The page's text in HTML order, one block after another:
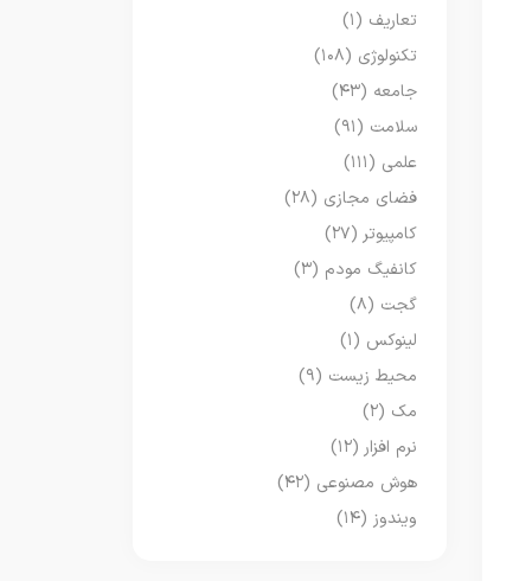
تعاریف (۱)
تکنولوژی (۱۰۸)
جامعه (۴۳)
سلامت (۹۱)
علمی (۱۱۱)
فضای مجازی (۲۸)
کامپیوتر(۲۷)
کانفیگ مودم (۳)
گجت (۸)
لینوکس (۱)
محیط زیست (۹)
مک (۲)
نرم افزار(۱۲)
هوش مصنوعی (۴۲)
ویندوز (۱۴)